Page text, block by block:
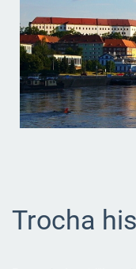
Trocha